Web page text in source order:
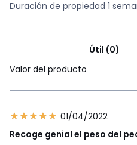
Duración de propiedad 1
Útil (0)
Valor del producto
01/04/2022
Recoge genial el peso del